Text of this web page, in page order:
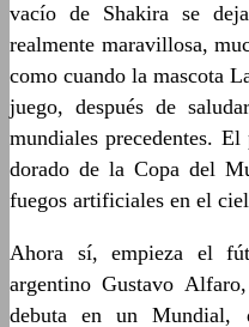
vacío de Shakira se
realmente maravillosa,
como cuando la mascota
juego, después de
mundiales precedentes.
dorado de la Copa del
fuegos artificiales en el
Ahora sí, empieza el
argentino Gustavo
debuta en un Mundial,